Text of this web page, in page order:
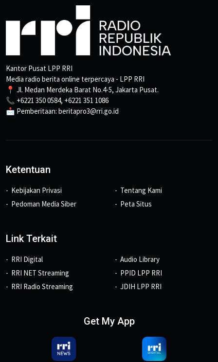
Kantor Pusat LPP RRI
Media radio berita online terpercaya - LPP RRI
📍 Jl. Medan Merdeka Barat No.4-5, Jakarta Pusat.
📞 +6221 350 0584, +6221 351 1086
📩 Pemberitaan: beritapro3@rri.go.id
Ketentuan
Kebijakan Privasi
Pedoman Media Siber
Tentang Kami
Peta Situs
Link Terkait
RRI Digital
RRI NET Streaming
RRI Radio Streaming
Audio Library
PPID LPP RRI
JDIH LPP RRI
Get My App